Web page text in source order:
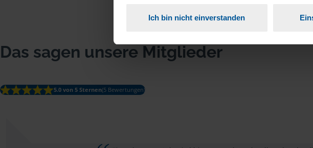
Ich bin nicht einverstanden
Das sagen unsere Mitglieder
5.0 von 5 Sternen(5 Bewertungen)